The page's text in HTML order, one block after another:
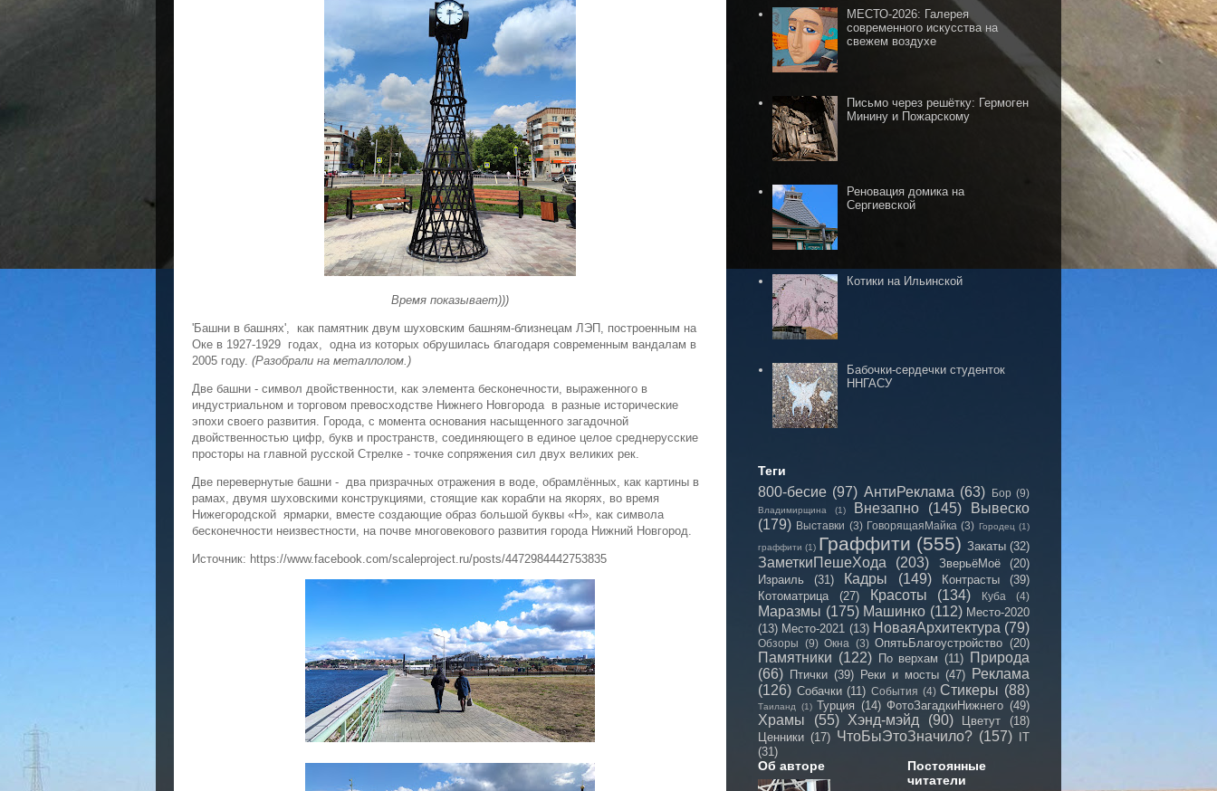
Время показывает)))
'Башни в башнях', как памятник двум шуховским башням-близнецам ЛЭП, построенным на
Оке в 1927-1929 годах, одна из которых обрушилась благодаря современным вандалам в
2005 году. (Разобрали на металлолом.)
Две башни - символ двойственности, как элемента бесконечности, выраженного в
индустриальном и торговом превосходстве Нижнего Новгорода в разные исторические
эпохи своего развития. Города, с момента основания насыщенного загадочной
двойственностью цифр, букв и пространств, соединяющего в единое целое среднерусские
просторы на главной русской Стрелке - точке сопряжения сил двух великих рек.
Две перевернутые башни - два призрачных отражения в воде, обрамлённых, как картины в
рамах, двумя шуховскими конструкциями, стоящие как корабли на якорях, во время
Нижегородской ярмарки, вместе создающие образ большой буквы «Н», как символа
бесконечности неизвестности, на почве многовекового развития города Нижний Новгород.
Источник: https://www.facebook.com/scaleproject.ru/posts/4472984442753835
МЕСТО-2026: Галерея
современного искусства на
свежем воздухе
Письмо через решётку: Гермоген
Минину и Пожарскому
Реновация домика на
Сергиевской
Котики на Ильинской
Бабочки-сердечки студенток
ННГАСУ
Теги
800-бесие (97) АнтиРеклама (63) Бор (9)
Владимирщина (1) Внезапно (145)
Вывеско
(179) Выставки (3) ГоворящаяМайка (3) Городец (1)
граффити (1) Граффити (555) Закаты (32)
ЗаметкиПешеХода (203) ЗверьёМоё
(20)
Израиль
(31) Кадры (149) Контрасты
(39)
Котоматрица
(27) Красоты (134) Куба (4)
Маразмы (175) Машинко (112) Место-2020
(13) Место-2021 (13) НоваяАрхитектура (79)
Обзоры (9) Окна (3) ОпятьБлагоустройство (20)
Памятники (122) По верхам (11) Природа
(66) Птички (39) Реки и мосты (47) Реклама
(126) Собачки (11) События (4) Стикеры (88)
Таиланд (1) Турция (14) ФотоЗагадкиНижнего (49)
Храмы (55) Хэнд-мэйд (90) Цветут
(18)
Ценники (17) ЧтоБыЭтоЗначило? (157)
IT
(31)
Об авторе
Постоянные
читатели